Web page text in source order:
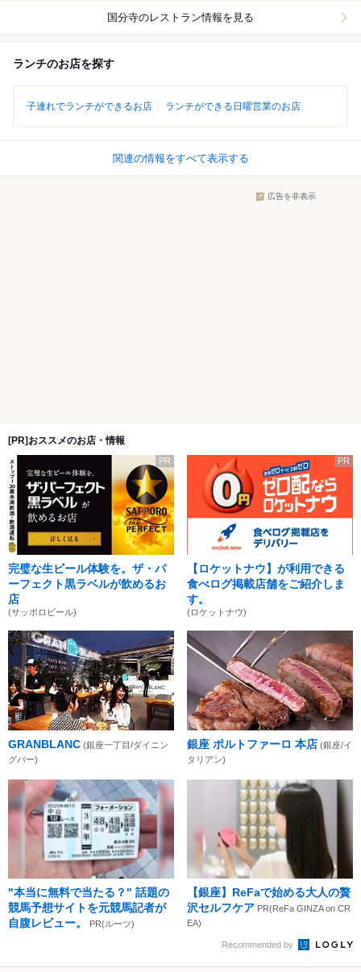
国分寺のレストラン情報を見る
ランチのお店を探す
子連れでランチができるお店 ランチができる日曜営業のお店
関連の情報をすべて表示する
広告を非表示
[PR]おススメのお店・情報
PR
完璧な生ビール体験を。ザ・パ
ーフェクト黒ラベルが飲めるお
店
(サッポロビール)
PR
【ロケットナウ】が利用できる
食べログ掲載店舗をご紹介しま
す。
(ロケットナウ)
GRANBLANC (銀座一丁目/ダイニン
グバー)
銀座 ポルトファーロ 本店 (銀座/イ
タリアン)
"本当に無料で当たる？" 話題の
競馬予想サイトを元競馬記者が
自腹レビュー。
PR(ルーツ)
【銀座】ReFaで始める大人の贅
沢セルフケア PR(ReFa GINZA on CR
EA)
Recommended by